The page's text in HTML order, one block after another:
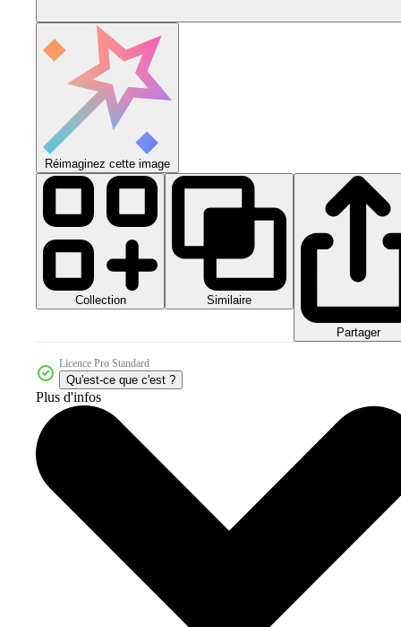
Réimaginez cette image
Collection Similaire
Partager
Licence Pro Standard
Qu'est-ce que c'est ?
Plus d'infos